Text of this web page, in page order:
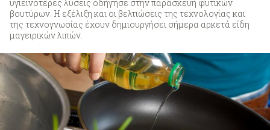
υγιεινότερες λύσεις οδήγησε στην παρασκευή φυτικών
βουτύρων. Η εξέλιξη και οι βελτιώσεις της τεχνολογίας και
της τεχνογνωσίας έχουν δημιουργήσει σήμερα αρκετά είδη
μαγειρικών λιπών.